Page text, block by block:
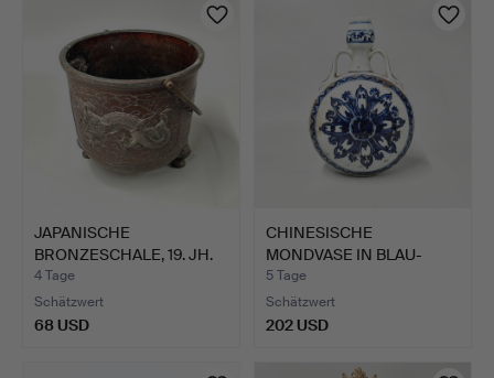
JAPANISCHE
BRONZESCHALE, 19. JH.
4 Tage
Schätzwert
68 USD
CHINESISCHE
MONDVASE IN BLAU-
WEISS.
5 Tage
Schätzwert
202 USD